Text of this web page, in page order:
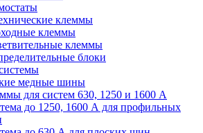
клеммы
клеммы
клеммы
блоки
медные шины
для систем 630, 1250 и 1600 А
до 1250, 1600 А для профильных